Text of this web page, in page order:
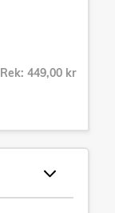
Rek: 449,00 kr